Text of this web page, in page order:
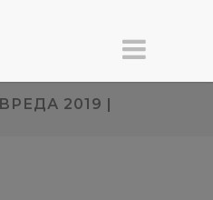
2019 |